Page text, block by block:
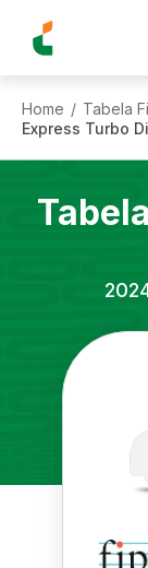
Home / Tabela
Express Turbo